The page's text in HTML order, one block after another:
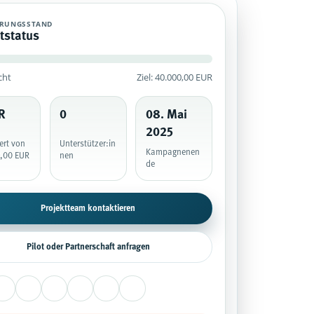
mit historischem Finanzierungsstand, veröffentlichten
geprüft.
Ziel: 40.000,00 EUR
von
EUR
0
Unterstützer:in
nen
08. Mai
2025
Kampagnenen
de
Projektteam kontaktieren
Pilot oder Partnerschaft anfragen